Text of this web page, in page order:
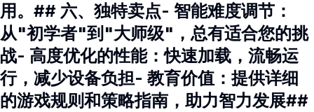
用。## 六、独特卖点- 智能难度调节：
从"初学者"到"大师级"，总有适合您的挑
战- 高度优化的性能：快速加载，流畅运
行，减少设备负担- 教育价值：提供详细
的游戏规则和策略指南，助力智力发展##